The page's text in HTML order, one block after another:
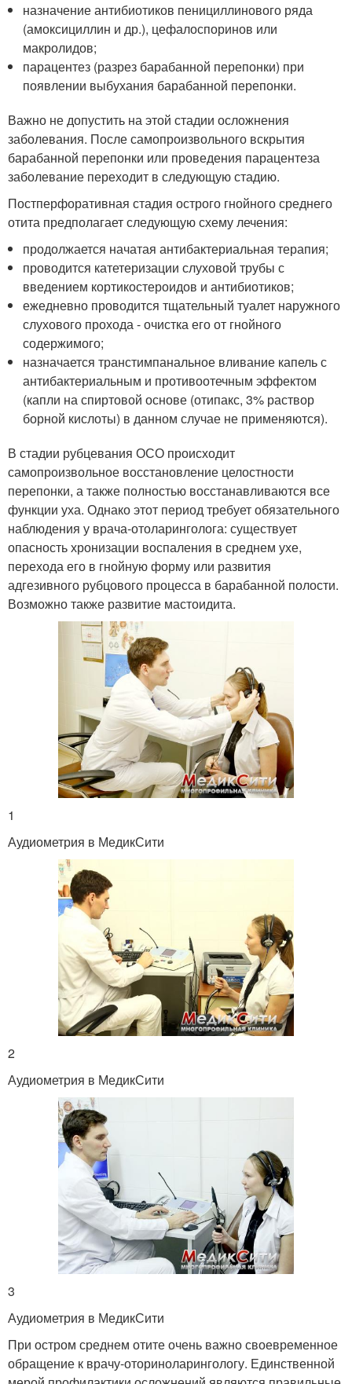
назначение антибиотиков пенициллинового ряда
(амоксициллин и др.), цефалоспоринов или
макролидов;
парацентез (разрез барабанной перепонки) при
появлении выбухания барабанной перепонки.
Важно не допустить на этой стадии осложнения
заболевания. После самопроизвольного вскрытия
барабанной перепонки или проведения парацентеза
заболевание переходит в следующую стадию.
Постперфоративная стадия острого гнойного среднего
отита предполагает следующую схему лечения:
продолжается начатая антибактериальная терапия;
проводится катетеризации слуховой трубы с
введением кортикостероидов и антибиотиков;
ежедневно проводится тщательный туалет наружного
слухового прохода - очистка его от гнойного
содержимого;
назначается транстимпанальное вливание капель с
антибактериальным и противоотечным эффектом
(капли на спиртовой основе (отипакс, 3% раствор
борной кислоты) в данном случае не применяются).
В стадии рубцевания ОСО происходит
самопроизвольное восстановление целостности
перепонки, а также полностью восстанавливаются все
функции уха. Однако этот период требует обязательного
наблюдения у врача-отоларинголога: существует
опасность хронизации воспаления в среднем ухе,
перехода его в гнойную форму или развития
адгезивного рубцового процесса в барабанной полости.
Возможно также развитие мастоидита.
1
Аудиометрия в МедикСити
2
Аудиометрия в МедикСити
3
Аудиометрия в МедикСити
При остром среднем отите очень важно своевременное
обращение к врачу-оториноларингологу. Единственной